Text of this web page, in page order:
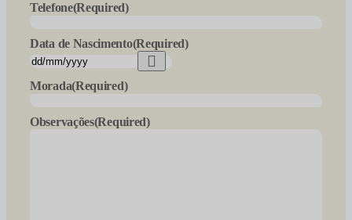
Telefone(Required)
Data de Nascimento(Required)
Morada(Required)
Observações(Required)